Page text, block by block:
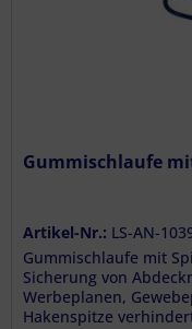
Gummischlaufe
Artikel-Nr.: LS-AN-
Gummischlaufe mit
Sicherung von
Werbeplanen,
Hakenspitze